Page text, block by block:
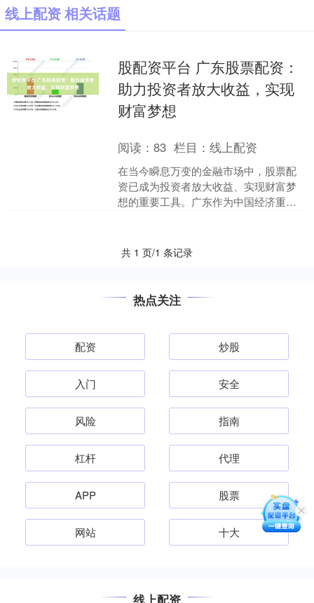
线上配资 相关话题
股配资平台 广东股票配资：
助力投资者放大收益，实现
财富梦想
阅读：83 栏目：线上配资
在当今瞬息万变的金融市场中，股票配
资已成为投资者放大收益、实现财富梦
想的重要工具。广东作为中国经济重
共 1 页/1 条记录
热点关注
配资 炒股
入门 安全
风险 指南
杠杆 代理
APP 股票
网站 十大
线上配资